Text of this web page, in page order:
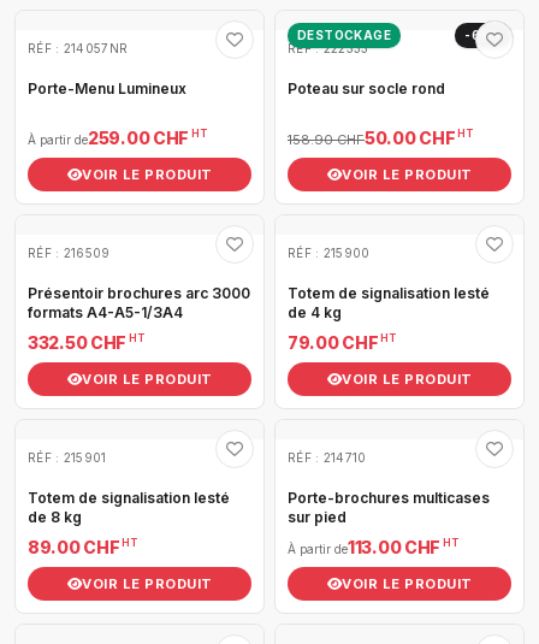
RÉF : 214057NR
Porte-Menu Lumineux
À partir de259.00 CHF HT
VOIR LE PRODUIT
DESTOCKAGE
-69%
RÉF : 222333
Poteau sur socle rond
158.90 CHF50.00 CHF HT
VOIR LE PRODUIT
RÉF : 216509
Présentoir brochures arc 3000
formats A4-A5-1/3A4
332.50 CHF HT
VOIR LE PRODUIT
RÉF : 215900
Totem de signalisation lesté
de 4 kg
79.00 CHF HT
VOIR LE PRODUIT
RÉF : 215901
Totem de signalisation lesté
de 8 kg
89.00 CHF HT
VOIR LE PRODUIT
RÉF : 214710
Porte-brochures multicases
sur pied
À partir de113.00 CHF HT
VOIR LE PRODUIT